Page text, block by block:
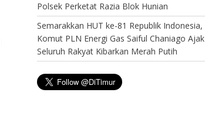
Polsek Perketat Razia Blok Hunian
Semarakkan HUT ke-81 Republik Indonesia,
Komut PLN Energi Gas Saiful Chaniago Ajak
Seluruh Rakyat Kibarkan Merah Putih